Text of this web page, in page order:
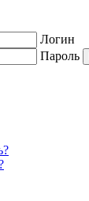
Логин
Пароль